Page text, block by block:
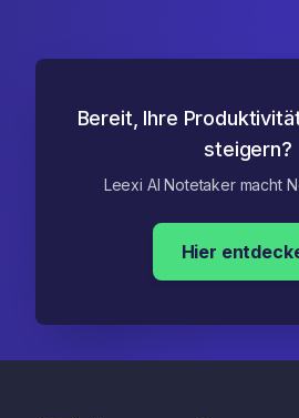
Bereit, Ihre
steigern?
Leexi AI Notetaker macht
Hier